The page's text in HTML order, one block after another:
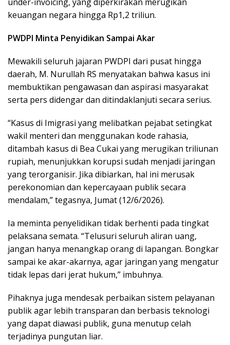
keuangan negara hingga Rp1,2 triliun.
PWDPI Minta Penyidikan Sampai Akar
Mewakili seluruh jajaran PWDPI dari pusat hingga
daerah, M. Nurullah RS menyatakan bahwa kasus ini
membuktikan pengawasan dan aspirasi masyarakat
serta pers didengar dan ditindaklanjuti secara serius.
“Kasus di Imigrasi yang melibatkan pejabat setingkat
wakil menteri dan menggunakan kode rahasia,
ditambah kasus di Bea Cukai yang merugikan triliunan
rupiah, menunjukkan korupsi sudah menjadi jaringan
yang terorganisir. Jika dibiarkan, hal ini merusak
perekonomian dan kepercayaan publik secara
mendalam,” tegasnya, Jumat (12/6/2026).
Ia meminta penyelidikan tidak berhenti pada tingkat
pelaksana semata. “Telusuri seluruh aliran uang,
jangan hanya menangkap orang di lapangan. Bongkar
sampai ke akar-akarnya, agar jaringan yang mengatur
tidak lepas dari jerat hukum,” imbuhnya.
Pihaknya juga mendesak perbaikan sistem pelayanan
publik agar lebih transparan dan berbasis teknologi
yang dapat diawasi publik, guna menutup celah
terjadinya pungutan liar.